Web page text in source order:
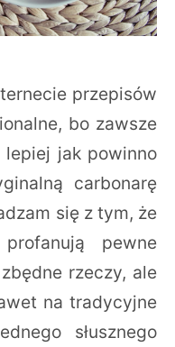
przepisów
bo zawsze
jak powinno
carbonarę
się z tym, że
pewne
rzeczy, ale
na tradycyjne
słusznego